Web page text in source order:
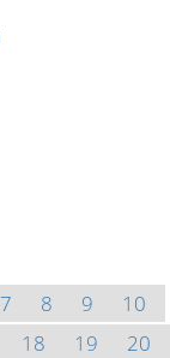
7 8 9
10
18 19
20